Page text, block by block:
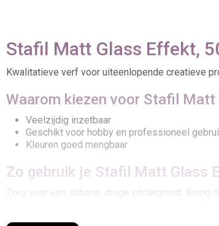
Stafil Matt Glass Effekt,
Kwalitatieve verf voor uiteenlopende creatieve
Waarom kiezen voor Stafil
Veelzijdig inzetbaar
Geschikt voor hobby en professioneel
Kleuren goed mengbaar
Zo gebruik je Stafil Matt Glass
Zorg voor een schone, droge ondergrond, Breng
Creatieve inspiratie met Stafil